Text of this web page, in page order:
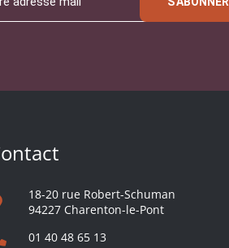
18-20 rue Robert-Schuman
94227 Charenton-le-Pont
01 40 48 65 13